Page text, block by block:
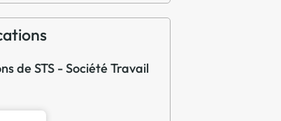
de STS - Société Travail